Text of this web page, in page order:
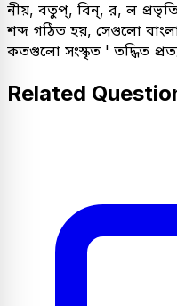
নীয়, বতুপ্, বিন্, র, ল প্রভৃতি
শব্দ গঠিত হয়, সেগুলো
কতগুলো সংস্কৃত ' তদ্ধিত
Related